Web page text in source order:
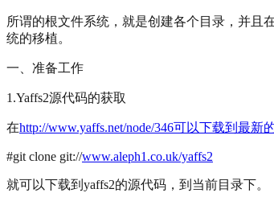
所谓的根文件系统，就是创建各个目录，并且
统的移植。
一、准备工作
1.Yaffs2源代码的获取
在http://www.yaffs.net/node/346可以下载到最新
#git clone git://www.aleph1.co.uk/yaffs2
就可以下载到yaffs2的源代码，到当前目录下。